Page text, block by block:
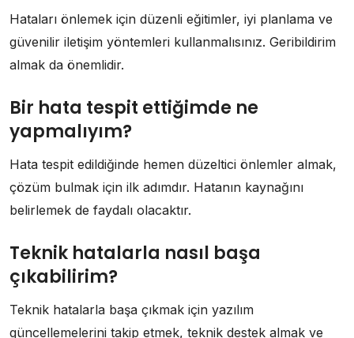
Hataları önlemek için düzenli eğitimler, iyi planlama ve
güvenilir iletişim yöntemleri kullanmalısınız. Geribildirim
almak da önemlidir.
Bir hata tespit ettiğimde ne
yapmalıyım?
Hata tespit edildiğinde hemen düzeltici önlemler almak,
çözüm bulmak için ilk adımdır. Hatanın kaynağını
belirlemek de faydalı olacaktır.
Teknik hatalarla nasıl başa
çıkabilirim?
Teknik hatalarla başa çıkmak için yazılım
güncellemelerini takip etmek, teknik destek almak ve